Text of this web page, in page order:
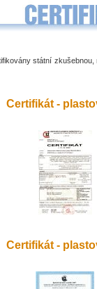
státní zkušebnou,
Certifikát -
Certifikát -